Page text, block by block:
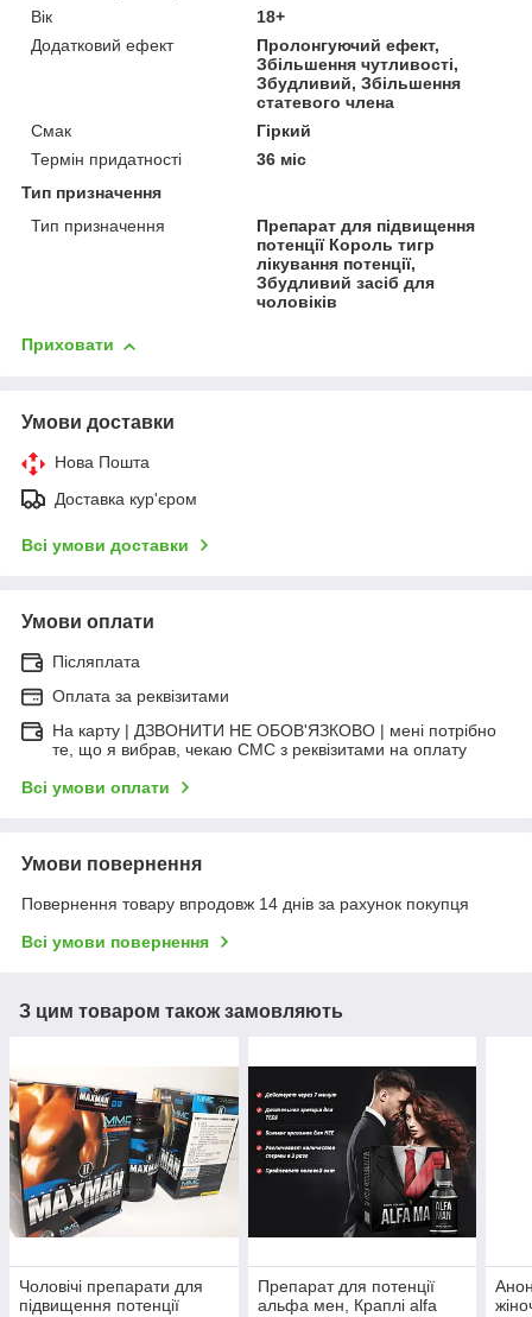
Вік
18+
Додатковий ефект
Пролонгуючий ефект,
Збільшення чутливості,
Збудливий, Збільшення
статевого члена
Смак
Гіркий
Термін придатності
36 міс
Тип призначення
Тип призначення
Препарат для підвищення
потенції Король тигр
лікування потенції,
Збудливий засіб для
чоловіків
Приховати
Умови доставки
Нова Пошта
Доставка кур'єром
Всі умови доставки
Умови оплати
Післяплата
Оплата за реквізитами
На карту | ДЗВОНИТИ НЕ ОБОВ'ЯЗКОВО | мені потрібно
те, що я вибрав, чекаю СМС з реквізитами на оплату
Всі умови оплати
Умови повернення
Повернення товару впродовж 14 днів за рахунок покупця
Всі умови повернення
З цим товаром також замовляють
Чоловічі препарати для
підвищення потенції
Препарат для потенції
альфа мен, Краплі alfa